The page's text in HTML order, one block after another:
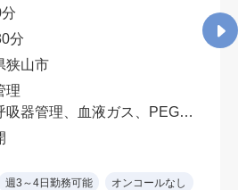
分
狭山市
理
吸器管理、血液ガス、PEG・
交換など、入院患者の処置対
遅番各週1回。週4日勤務可
週3～4日勤務可能 オンコールなし